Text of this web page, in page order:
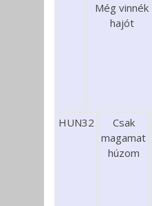
Még vinnék
hajót
HUN32
Csak
magamat
húzom